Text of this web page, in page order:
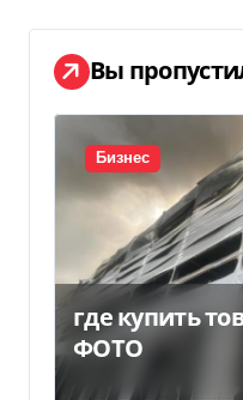
Вы
Бизнес
где купить
ФОТО